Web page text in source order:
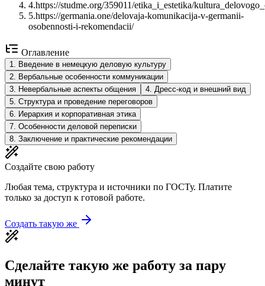
4.https://studme.org/359011/etika_i_estetika/
5.https://germania.one/delovaja-komunikacija-v-germanii-
osobennosti-i-rekomendacii/
Оглавление
1. Введение в немецкую деловую культуру
2. Вербальные особенности коммуникации
3. Невербальные аспекты общения 4. Дресс-код и внешний вид
5. Структура и проведение переговоров
6. Иерархия и корпоративная этика
7. Особенности деловой переписки
8. Заключение и практические рекомендации
Создайте свою работу
Любая тема, структура и источники по ГОСТу. Платите
только за доступ к готовой работе.
Создать такую же
Сделайте такую же работу за пару
минут